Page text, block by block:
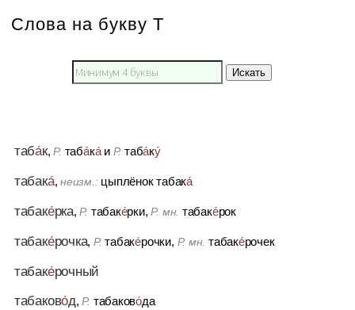
Слова на букву Т
Искать
таба́к,Р. таба́ка́ и Р. таба́ку́
табака́,неизм.: цыплёнок табака́
табаке́рка,Р. табаке́рки,Р. мн. табаке́рок
табаке́рочка,Р. табаке́рочки, Р. мн. табаке́рочек
табаке́рочный
табаково́д,Р. табаково́да